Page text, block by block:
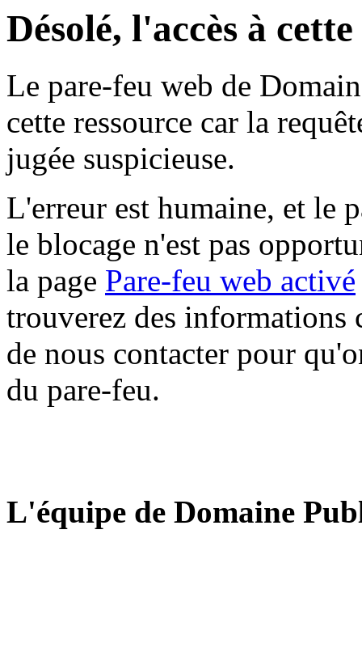
Désolé, l'accès à
Le pare-feu web de
cette ressource car la
jugée suspicieuse.
L'erreur est humaine, et le
le blocage n'est pas
la page Pare-feu web activé
trouverez des informations
de nous contacter pour
du pare-feu.
L'équipe de Domaine